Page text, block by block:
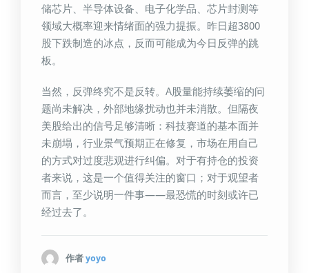
储芯片、半导体设备、电子化学品、芯片封测等
领域大概率迎来情绪面的强力提振。昨日超3800
股下跌制造的冰点，反而可能成为今日反弹的跳
板。
当然，反弹终究不是反转。A股量能持续萎缩的问
题尚未解决，外部地缘扰动也并未消散。但隔夜
美股给出的信号足够清晰：科技赛道的基本面并
未崩塌，行业景气预期正在修复，市场在用自己
的方式对过度悲观进行纠偏。对于有持仓的投资
者来说，这是一个值得关注的窗口；对于观望者
而言，至少说明一件事——最恐慌的时刻或许已
经过去了。
作者 yoyo